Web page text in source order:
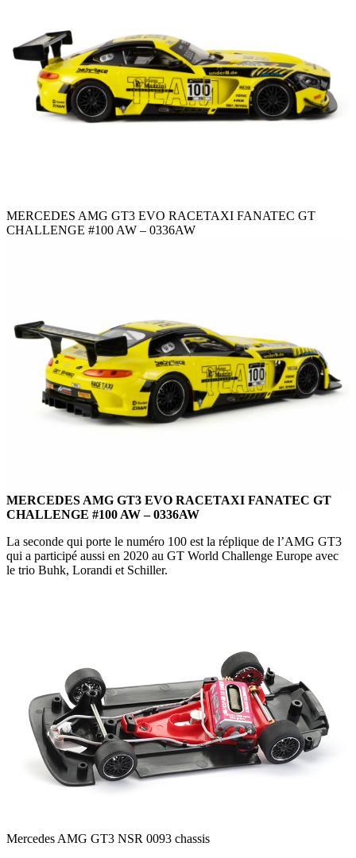
MERCEDES AMG GT3 EVO RACETAXI FANATEC GT
CHALLENGE #100 AW – 0336AW
MERCEDES AMG GT3 EVO RACETAXI FANATEC GT
CHALLENGE #100 AW – 0336AW
La seconde qui porte le numéro 100 est la réplique de l’AMG GT3
qui a participé aussi en 2020 au GT World Challenge Europe avec
le trio Buhk, Lorandi et Schiller.
Mercedes AMG GT3 NSR 0093 chassis